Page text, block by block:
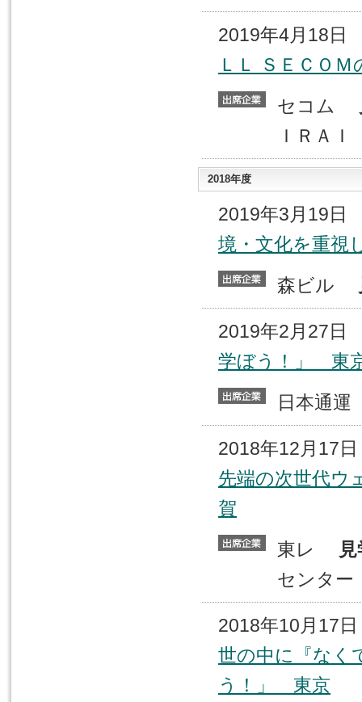
2019年4月18
ＬＬ ＳＥＣＯ
セコム
ＩＲＡＩ
2018年度
2019年3月19
境・文化を重視
森ビル
2019年2月27
学ぼう！」 東
日本通
2018年12月
先端の次世代
賀
東レ
センター
2018年10月
世の中に『なく
う！」 東京